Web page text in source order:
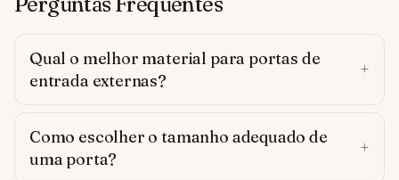
Qual o melhor material para portas de
entrada externas?
Como escolher o tamanho adequado de
uma porta?